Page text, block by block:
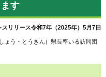
す
リリース令和7年（2025年）5月7日
ょう・とうきん）県長率いる訪問団